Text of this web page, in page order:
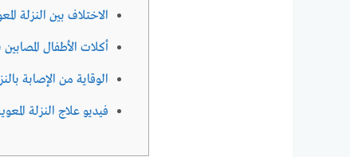
الاختلاف بين النزلة
أكلات الأطفال المصابين
الوقاية من الإصابة
فيديو علاج النزلة